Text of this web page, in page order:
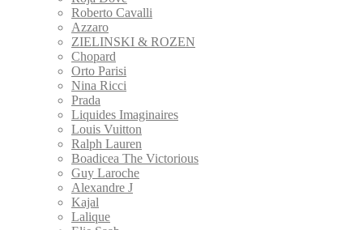
Roberto Cavalli
Azzaro
ZIELINSKI & ROZEN
Сhopard
Orto Parisi
Nina Ricci
Prada
Liquides Imaginaires
Louis Vuitton
Ralph Lauren
Boadicea The Victorious
Guy Laroche
Alexandre J
Kajal
Lalique